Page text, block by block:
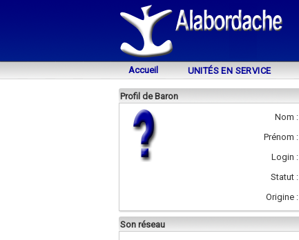
Accueil UNITÉS EN SERVICE
Profil de Baron
Nom :
Prénom :
Login :
Statut :
Origine :
Son réseau